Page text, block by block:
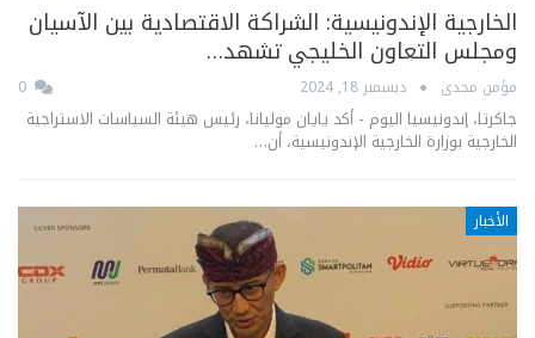
الخارجية الإندونيسية: الشراكة الاقتصادية بين الآسيان
ومجلس التعاون الخليجي تشهد…
مؤمن مجدى ديسمبر 18, 2024
جاكرتا، إندونيسيا اليوم - أكد يايان موليانا، رئيس هيئة السياسات الاستراجية
الخارجية بوزارة الخارجية الإندونيسية، أن…
الأخبار